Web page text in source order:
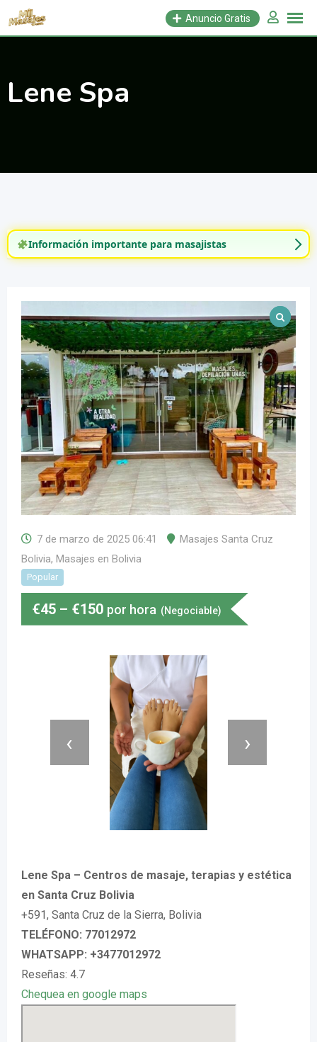
Saltar
Anuncio Gratis
Lene Spa
Información importante para masajistas
7 de marzo de 2025 06:41
Masajes Santa Cruz
Bolivia, Masajes en Bolivia
Popular
€45 – €150 por hora (Negociable)
‹ ›
Lene Spa – Centros de masaje, terapias y estética
en Santa Cruz Bolivia
+591, Santa Cruz de la Sierra, Bolivia
TELÉFONO: 77012972
WHATSAPP: +3477012972
Reseñas: 4.7
Chequea en google maps